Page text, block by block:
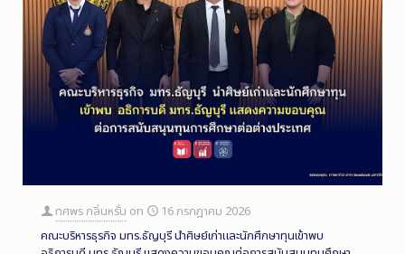
ทศพร กลิ่นหรั่น on
16 กรกฎาคม 2026
คณะบริหารธุรกิจ มทร.ธัญบุรี นำศิษย์เก่าและนักศึกษาทุนเข้าพบ